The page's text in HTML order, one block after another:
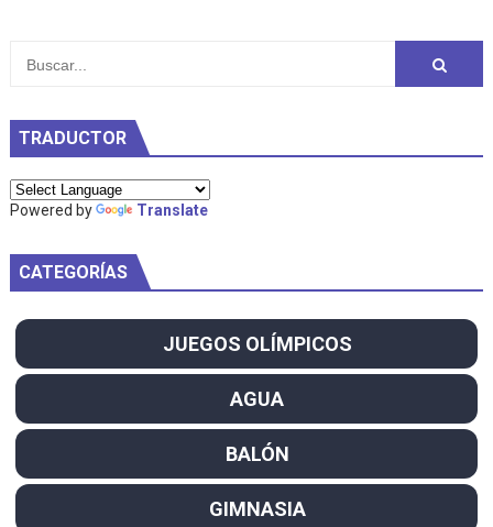
TRADUCTOR
Powered by Translate
CATEGORÍAS
JUEGOS OLÍMPICOS
AGUA
BALÓN
GIMNASIA